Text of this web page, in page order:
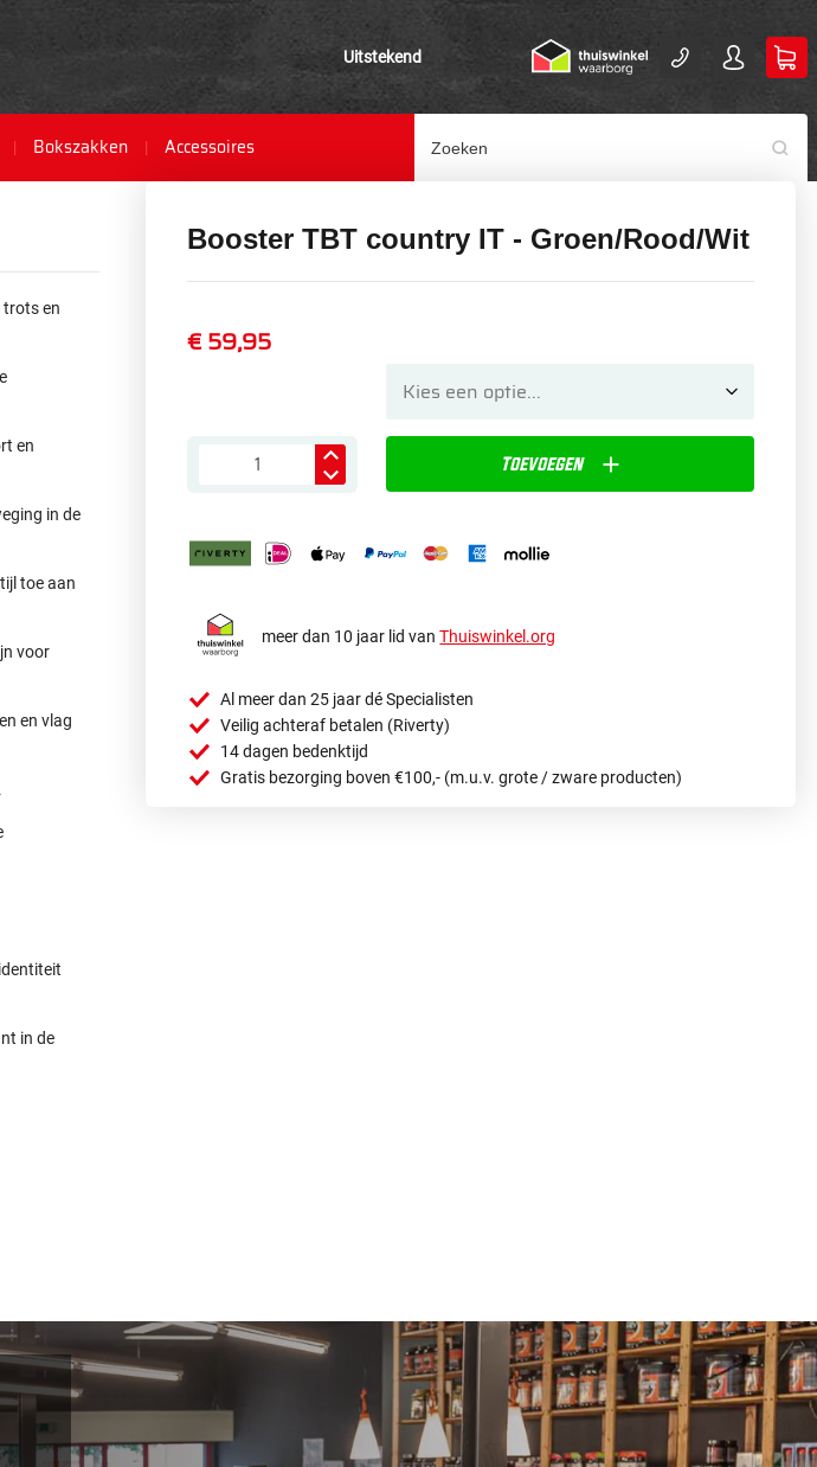
Uitstekend
Bokszakken Accessoires
Booster TBT country IT - Groen/Rood/Wit
€ 59,95
Toevoegen
meer dan 10 jaar lid vanThuiswinkel.org
Al meer dan 25 jaar dé Specialisten
Veilig achteraf betalen (Riverty)
14 dagen bedenktijd
Gratis bezorging boven €100,- (m.u.v. grote / zware producten)
trots en
en
in de
toe aan
voor
en vlag
in de